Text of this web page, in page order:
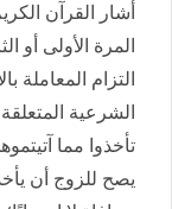
أشار القرآن
المرة الأولى أو
التزام المعاملة
الشرعية
تأخذوا مما
يصح للزوج أن